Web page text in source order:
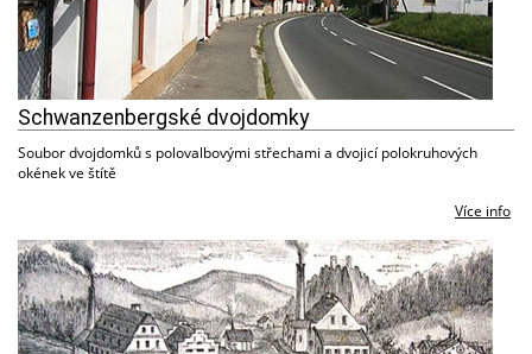
Schwanzenbergské dvojdomky
Soubor dvojdomků s polovalbovými střechami a dvojicí polokruhových
okének ve štítě
Více info